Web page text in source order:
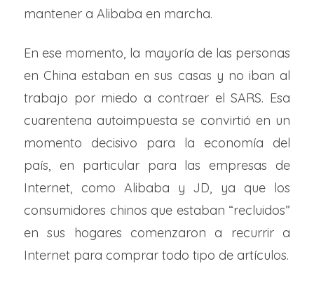
mantener a Alibaba en marcha.
En ese momento, la mayoría de las personas
en China estaban en sus casas y no iban al
trabajo por miedo a contraer el SARS. Esa
cuarentena autoimpuesta se convirtió en un
momento decisivo para la economía del
país, en particular para las empresas de
Internet, como Alibaba y JD, ya que los
consumidores chinos que estaban “recluidos”
en sus hogares comenzaron a recurrir a
Internet para comprar todo tipo de artículos.